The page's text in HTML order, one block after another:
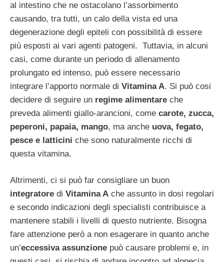
al intestino che ne ostacolano l’assorbimento
causando, tra tutti, un calo della vista ed una
degenerazione degli epiteli con possibilità di essere
più esposti ai vari agenti patogeni. Tuttavia, in alcuni
casi, come durante un periodo di allenamento
prolungato ed intenso, può essere necessario
integrare l’apporto normale di Vitamina A. Si può cosi
decidere di seguire un regime alimentare che
preveda alimenti giallo-arancioni, come carote, zucca,
peperoni, papaia, mango, ma anche uova, fegato,
pesce e latticini che sono naturalmente ricchi di
questa vitamina.
Altrimenti, ci si può far consigliare un buon
integratore di Vitamina A che assunto in dosi regolari
e secondo indicazioni degli specialisti contribuisce a
mantenere stabili i livelli di questo nutriente. Bisogna
fare attenzione però a non esagerare in quanto anche
un’eccessiva assunzione può causare problemi e, in